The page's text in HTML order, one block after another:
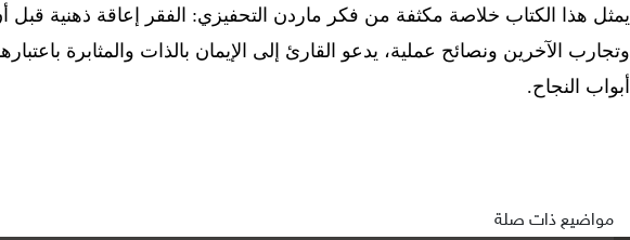
يمثل هذا الكتاب خلاصة مكثفة من فكر ماردن التحفيزي: الفقر إعاقة ذهنية
وتجارب الآخرين ونصائح عملية، يدعو القارئ إلى الإيمان بالذات والمثابرة
أبواب النجاح.
مواضيع ذات صلة